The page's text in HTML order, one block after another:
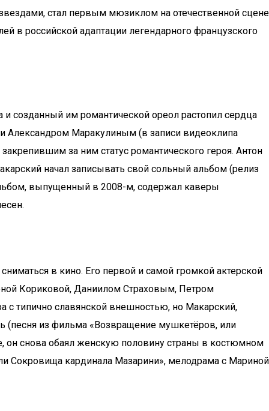
стал первым мюзиклом на отечественной сцене
в российской адаптации легендарного французского
созданный им романтической ореол растопил сердца
Александром Маракулиным (в записи видеоклипа
за ним статус романтического героя. Антон
начал записывать свой сольный альбом (релиз
выпущенный в 2008-м, содержал каверы
в кино. Его первой и самой громкой актерской
Кориковой, Даниилом Страховым, Петром
с типично славянской внешностью, но Макарский,
(песня из фильма «Возвращение мушкетёров, или
он снова обаял женскую половину страны в костюмном
Сокровища кардинала Мазарини», мелодрама с Мариной